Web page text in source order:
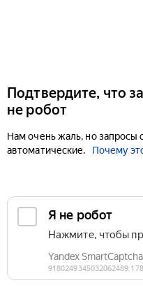
Подтвердите, что
не робот
Нам очень жаль, но запросы
автоматические.
Почему